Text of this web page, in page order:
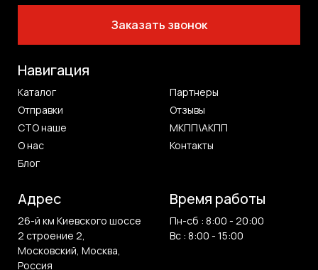
Заказать звонок
Навигация
Каталог
Партнеры
Отправки
Отзывы
СТО наше
МКПП\АКПП
О нас
Контакты
Блог
Адрес
26-й км Киевского шоссе
2 строение 2,
Московский, Москва,
Россия
Время работы
Пн-сб : 8:00 - 20:00
Вс : 8:00 - 15:00